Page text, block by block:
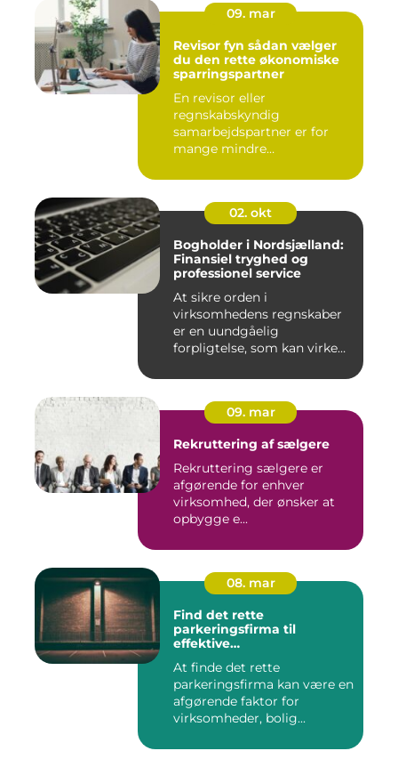
09. mar
Revisor fyn sådan vælger
du den rette økonomiske
sparringspartner
En revisor eller
regnskabskyndig
samarbejdspartner er for
mange mindre
ro...
02. okt
Bogholder i Nordsjælland:
Finansiel tryghed og
professionel service
At sikre orden i
virksomhedens regnskaber
er en uundgåelig
forpligtelse, som kan virke
09. mar
Rekruttering af sælgere
Rekruttering sælgere er
afgørende for enhver
virksomhed, der ønsker at
opbygge e...
08. mar
Find det rette
parkeringsfirma til
effektive
At finde det rette
parkeringsfirma kan være en
afgørende faktor for
virksomheder, bolig...